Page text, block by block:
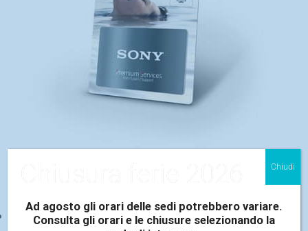
Copertura in caso di guasti elettronici e
Ad agosto gli orari delle sedi potrebbero variare.
Consulta gli orari e le chiusure selezionando la
Chiudi